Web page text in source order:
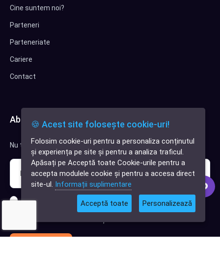
✕
Cauți o aplicație
software?
Cine suntem noi?
Parteneri
Parteneriate
Cariere
Contact
Abonează-te la newsletter
Nu trimitem spam, deci nu îți face griji.
Sunt interesat de clienți pentru compania mea IT
🍪 Acest site folosește cookie-uri!
Folosim cookie-uri pentru a personaliza conținutul
și experiența pe site și pentru a analiza traficul.
Apăsați pe Acceptă toate Cookie-urile pentru a
accepta modulele cookie și pentru a accesa direct
site-ul. Informații suplimentare
Acceptă toate Personalizează